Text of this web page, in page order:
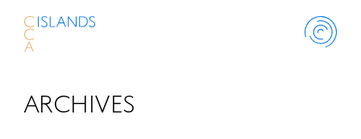
ABOUT
ARCHIVES